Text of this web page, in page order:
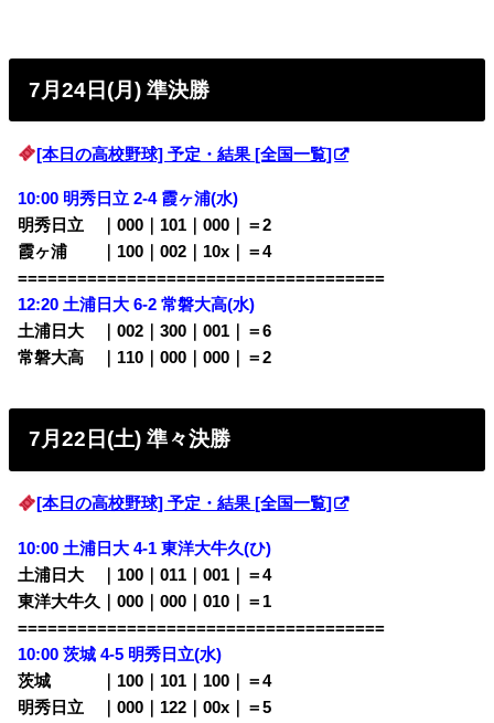
7月24日(月) 準決勝
[本日の高校野球] 予定・結果 [全国一覧]
10:00 明秀日立 2-4 霞ヶ浦(水)
明秀日立 ｜000｜101｜000｜＝2
霞ヶ浦 ｜100｜002｜10x｜＝4
=====================================
12:20 土浦日大 6-2 常磐大高(水)
土浦日大 ｜002｜300｜001｜＝6
常磐大高 ｜110｜000｜000｜＝2
7月22日(土) 準々決勝
[本日の高校野球] 予定・結果 [全国一覧]
10:00 土浦日大 4-1 東洋大牛久(ひ)
土浦日大 ｜100｜011｜001｜＝4
東洋大牛久｜000｜000｜010｜＝1
=====================================
10:00 茨城 4-5 明秀日立(水)
茨城 ｜100｜101｜100｜＝4
明秀日立 ｜000｜122｜00x｜＝5